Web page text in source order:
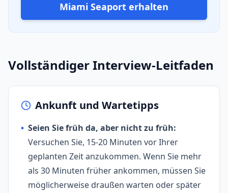
Miami Seaport erhalten
Vollständiger Interview-Leitfaden
Ankunft und Wartetipps
• Seien Sie früh da, aber nicht zu früh:
Versuchen Sie, 15-20 Minuten vor Ihrer
geplanten Zeit anzukommen. Wenn Sie mehr
als 30 Minuten früher ankommen, müssen Sie
möglicherweise draußen warten oder später